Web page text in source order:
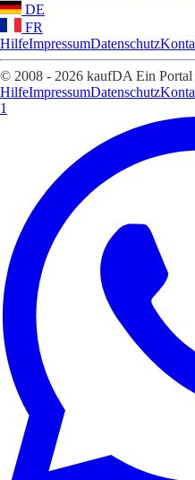
DE
FR
HilfeImpressumDatenschutz
© 2008 - 2026 kaufDA Ein
HilfeImpressumDatenschutz
1